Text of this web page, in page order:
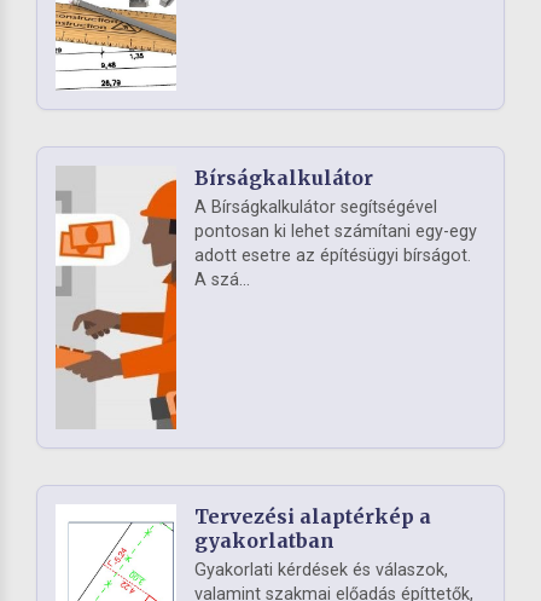
Bírságkalkulátor
A Bírságkalkulátor segítségével
pontosan ki lehet számítani egy-egy
adott esetre az építésügyi bírságot.
A szá...
Tervezési alaptérkép a
gyakorlatban
Gyakorlati kérdések és válaszok,
valamint szakmai előadás építtetők,